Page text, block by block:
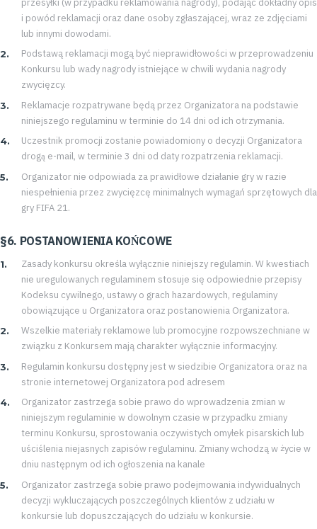
i powód reklamacji oraz dane osoby zgłaszającej, wraz ze zdjęciami
lub innymi dowodami.
Podstawą reklamacji mogą być nieprawidłowości w przeprowadzeniu
Konkursu lub wady nagrody istniejące w chwili wydania nagrody
zwycięzcy.
Reklamacje rozpatrywane będą przez Organizatora na podstawie
niniejszego regulaminu w terminie do 14 dni od ich otrzymania.
Uczestnik promocji zostanie powiadomiony o decyzji Organizatora
drogą e-mail, w terminie 3 dni od daty rozpatrzenia reklamacji.
Organizator nie odpowiada za prawidłowe działanie gry w razie
niespełnienia przez zwycięzcę minimalnych wymagań sprzętowych dla
gry FIFA 21.
§6. POSTANOWIENIA KOŃCOWE
Zasady konkursu określa wyłącznie niniejszy regulamin. W kwestiach
nie uregulowanych regulaminem stosuje się odpowiednie przepisy
Kodeksu cywilnego, ustawy o grach hazardowych, regulaminy
obowiązujące u Organizatora oraz postanowienia Organizatora.
Wszelkie materiały reklamowe lub promocyjne rozpowszechniane w
związku z Konkursem mają charakter wyłącznie informacyjny.
Regulamin konkursu dostępny jest w siedzibie Organizatora oraz na
stronie internetowej Organizatora pod adresem
Organizator zastrzega sobie prawo do wprowadzenia zmian w
niniejszym regulaminie w dowolnym czasie w przypadku zmiany
terminu Konkursu, sprostowania oczywistych omyłek pisarskich lub
uściślenia niejasnych zapisów regulaminu. Zmiany wchodzą w życie w
dniu następnym od ich ogłoszenia na kanale
Organizator zastrzega sobie prawo podejmowania indywidualnych
decyzji wykluczających poszczególnych klientów z udziału w
konkursie lub dopuszczających do udziału w konkursie.